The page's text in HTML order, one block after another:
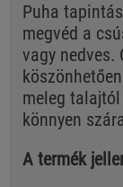
Puha
megvéd a
vagy nedves.
meleg
könnyen
A termék